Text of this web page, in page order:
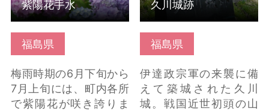
福島県
梅雨時期の6月下旬から
7月上旬には、町内各所
で紫陽花が咲き誇りま
紫陽花手水
福島県
伊達政宗軍の来襲に備
えて築城された久川
城。戦国近世初頭の山
久川城跡